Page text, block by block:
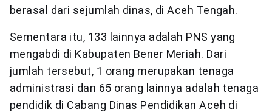
berasal dari sejumlah dinas, di Aceh Tengah.
Sementara itu, 133 lainnya adalah PNS yang
mengabdi di Kabupaten Bener Meriah. Dari
jumlah tersebut, 1 orang merupakan tenaga
administrasi dan 65 orang lainnya adalah tenaga
pendidik di Cabang Dinas Pendidikan Aceh di